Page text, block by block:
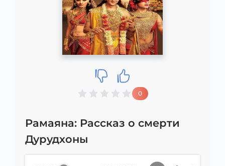
0
Рамаяна: Рассказ о смерти
Дурудхоны